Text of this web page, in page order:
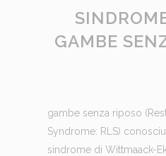
GAMBE
gambe senza riposo
Syndrome: RLS)
sindrome di Wittmaack-